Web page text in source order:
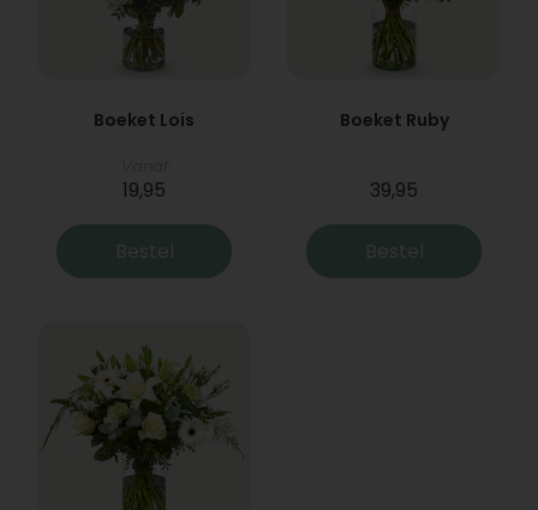
Boeket Lois
19,95
Bestel
Boeket Ruby
39,95
Bestel